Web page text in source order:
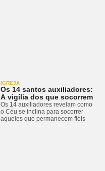
IGREJA
Os 14 santos auxiliadores:
A vigília dos que socorrem
Os 14 auxiliadores revelam como
o Céu se inclina para socorrer
aqueles que permanecem fiéis